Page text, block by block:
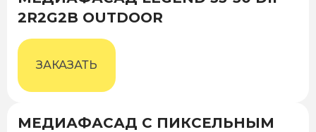
2R2G2B OUTDOOR
ЗАКАЗАТЬ
МЕДИАФАСАД С ПИКСЕЛЬНЫМ